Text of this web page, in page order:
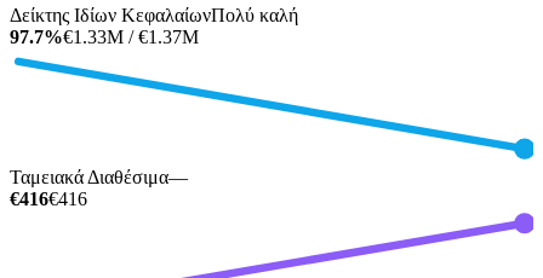
Δείκτης Ιδίων ΚεφαλαίωνΠολύ καλή
97.7%€1.33M / €1.37M
Ταμειακά Διαθέσιμα—
€416€416